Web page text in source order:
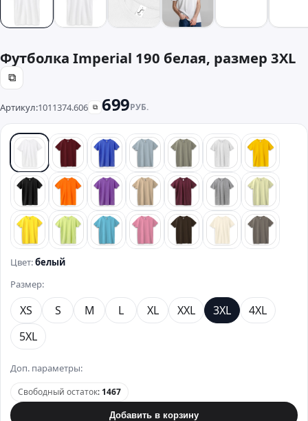
Футболка Imperial 190 белая, размер 3XL
⧉
Артикул:1011374.606 ⧉ 699РУБ.
белый красныйсиний голубой хаки светлыйжелтый
черный оранжевыйфиолетовыйпесочныйбордовыйсерый лайм
лимонныйзеленыйбирюзовый
розовый коричневыйбежевый
Цвет:белый
Размер:
XS S M L XL XXL 3XL
4XL
5XL
Доп. параметры:
Свободный остаток: 1467
Добавить в корзину